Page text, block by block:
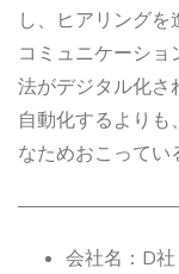
し、ヒアリング
コミュニケーシ
法がデジタル化さ
自動化するより
なためおこってい
会社名：D社